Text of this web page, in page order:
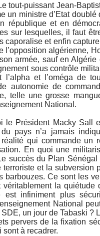
tout-puissant Jean-
un ministre d’Etat
république et en
sur lesquelles, il faut
caporalise et enfin
algérienne,
armée, sauf en Algérie
sous contrôle
et l’oméga de
autonomie de
telle une grosse
National.
le Président Macky Sall
pays n’a jamais
qui commande un
En quoi une
succès du Plan Sénégal
et la subversion
barbouzes. Ce sont les
la quiétude
infiniment plus
National
un jour de Tabaski ?
pervers de la fixation
à recadrer.